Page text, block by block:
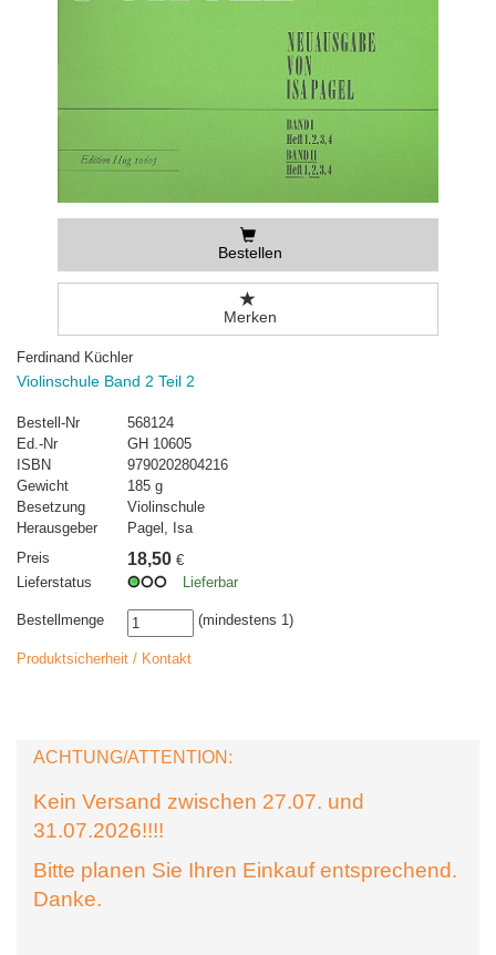
Bestellen
Merken
Ferdinand Küchler
Violinschule Band 2 Teil 2
Bestell-Nr
568124
Ed.-Nr
GH 10605
ISBN
9790202804216
Gewicht
185 g
Besetzung
Violinschule
Herausgeber
Pagel, Isa
Preis
18,50 €
Lieferstatus
Lieferbar
Bestellmenge (mindestens 1)
Produktsicherheit / Kontakt
ACHTUNG/ATTENTION:
Kein Versand zwischen 27.07. und
31.07.2026!!!!
Bitte planen Sie Ihren Einkauf entsprechend.
Danke.